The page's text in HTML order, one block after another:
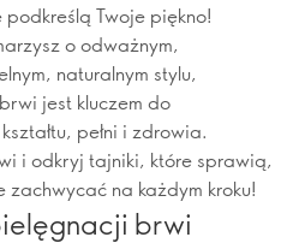
Twoje piękno!
o odważnym,
naturalnym stylu,
jest kluczem do
pełni i zdrowia.
i odkryj tajniki, które sprawią,
na każdym kroku!
brwi